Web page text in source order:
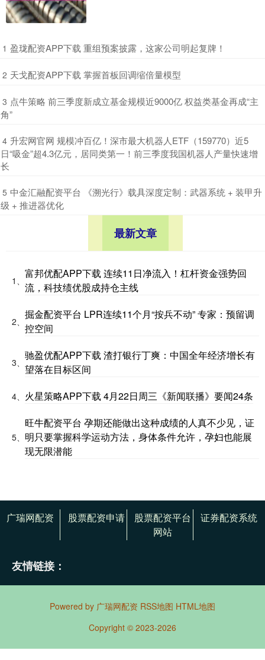
1 ​盈珑配资APP下载 重组预案披露，这家公司明起复牌！
2 ​天戈配资APP下载 掌握首板回调缩倍量模型
3 ​点牛策略 前三季度新成立基金规模近9000亿 权益类基金再成“主
角”
4 ​升宏网官网 规模冲百亿！深市最大机器人ETF（159770）近5
日“吸金”超4.3亿元，居同类第一！前三季度我国机器人产量快速增
长
5 ​中金汇融配资平台 《溯光行》载具深度定制：武器系统 + 装甲升
级 + 推进器优化
最新文章
1、
富邦优配APP下载 连续11日净流入！杠杆资金强势回
流，科技绩优股成持仓主线
2、
掘金配资平台 LPR连续11个月“按兵不动” 专家：预留调
控空间
3、
驰盈优配APP下载 渣打银行丁爽：中国全年经济增长有
望落在目标区间
4、 火星策略APP下载 4月22日周三《新闻联播》要闻24条
5、
旺牛配资平台 孕期还能做出这种成绩的人真不少见，证
明只要掌握科学运动方法，身体条件允许，孕妇也能展
现无限潜能
广瑞网配资 股票配资申请
股票配资平台
网站
证券配资系统
友情链接：
Powered by 广瑞网配资 RSS地图 HTML地图
Copyright © 2023-2026